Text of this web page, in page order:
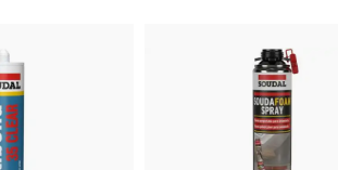
Imagem do Produto